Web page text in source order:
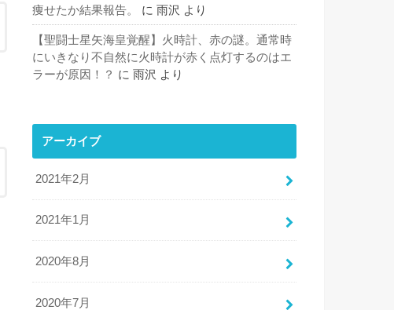
痩せたか結果報告。
に 雨沢 より
【聖闘士星矢海皇覚醒】火時計、赤の謎。通常時
にいきなり不自然に火時計が赤く点灯するのはエ
ラーが原因！？ に 雨沢 より
アーカイブ
2021年2月
2021年1月
2020年8月
2020年7月